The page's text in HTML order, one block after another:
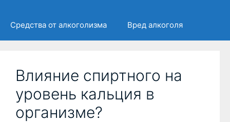
Средства от алкоголизма Вред алкоголя
Влияние спиртного на
уровень кальция в
организме?